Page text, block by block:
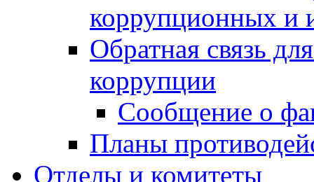
коррупционных и
Обратная связь
коррупции
Сообщение о
Планы
Отделы и комитеты